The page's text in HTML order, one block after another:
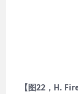
【图22，H.